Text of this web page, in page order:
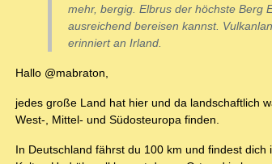
mehr, bergig. Elbrus der höchste Berg
ausreichend bereisen kannst.
erinniert an Irland.
Hallo @mabraton,
jedes große Land hat hier und da landschaftlich
West-, Mittel- und Südosteuropa finden.
In Deutschland fährst du 100 km und findest